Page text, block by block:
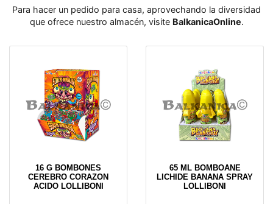
Para hacer un pedido para casa, aprovechando la diversidad
que ofrece nuestro almacén, visite BalkanicaOnline․
16 G BOMBONES
CEREBRO CORAZON
ACIDO LOLLIBONI
65 ML BOMBOANE
LICHIDE BANANA SPRAY
LOLLIBONI